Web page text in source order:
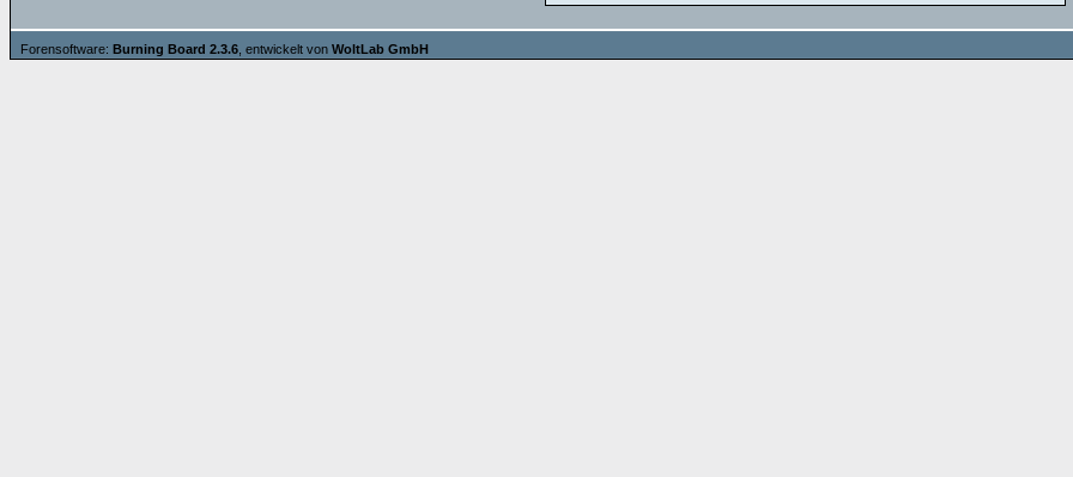
Forensoftware: Burning Board 2.3.6 , entwickelt von WoltLab GmbH